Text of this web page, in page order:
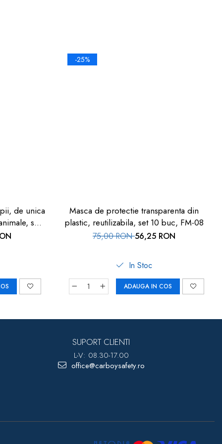
de unica
set
-25%
Masca de protectie transparenta din
plastic, reutilizabila, set 10 buc, FM-08
75,00 RON56,25 RON
In Stoc
ADAUGA IN COS
SUPORT CLIENTI
L-V: 08.30-17.00
office@carboysafety.ro